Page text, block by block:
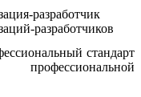
разработчик
разработчиков
стандарт